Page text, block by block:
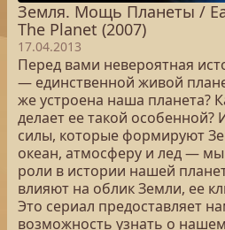
Земля. Мощь Планеты /
The Planet (2007)
17.04.2013
Перед вами невероятная
— единственной живой
же устроена наша планета?
делает ее такой особенной?
силы, которые формируют
океан, атмосферу и лед —
роли в истории нашей
влияют на облик Земли, ее
Это сериал предоставляет
возможность узнать о